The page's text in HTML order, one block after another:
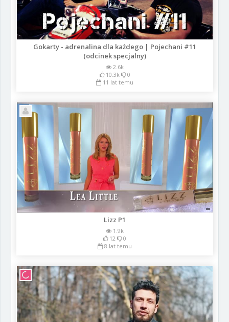
Gokarty - adrenalina dla każdego | Pojechani #11
(odcinek specjalny)
2.6k
10.3k
0
11 lat temu
Lizz P1
1.9k
12
0
8 lat temu